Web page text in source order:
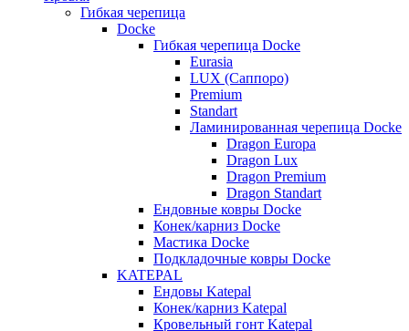
Гибкая черепица
Docke
Гибкая черепица Docke
Eurasia
LUX (Саппоро)
Premium
Standart
Ламинированная черепица Docke
Dragon Europa
Dragon Lux
Dragon Premium
Dragon Standart
Ендовные ковры Docke
Конек/карниз Docke
Мастика Docke
Подкладочные ковры Docke
KATEPAL
Ендовы Katepal
Конек/карниз Katepal
Кровельный гонт Katepal